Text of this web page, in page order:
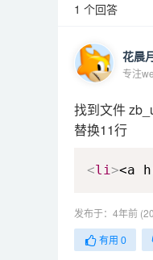
1 个回答
花晨
专注
找到文件
替换11行
<li><a
发布于：4年前
有用 0